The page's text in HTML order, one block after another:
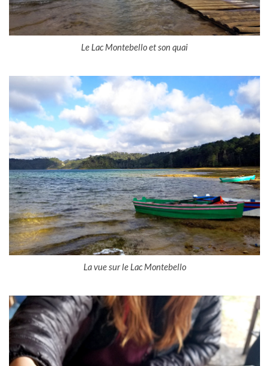
Le Lac Montebello et son quai
La vue sur le Lac Montebello